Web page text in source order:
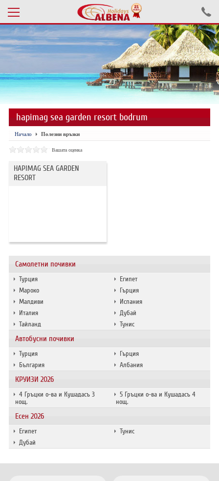
Проверка на резервация
ПОЧИВКИ С АВТОБУС 2026
ПОЧИВКИ СЪС САМОЛЕТ
ЕКСКУРЗИИ САМОЛЕТ
ЕКСКУРЗИИ АВТОБУС
ХОТЕЛИ В ТУРЦИЯ
НОВА ГОДИНА 2027
ХОТЕЛИ В АЛБАНИЯ
АВТОБУСИ ПОД НАЕМ
КОНТАКТИ
ОБЩИ УСЛОВИЯ ПАКЕТНИ
ПЪТУВАНИЯ
Самолетни почивки
Турция
Египет
Мароко
Гърция
Малдиви
Испания
Италия
Дубай
Тайланд
Тунис
Автобусни почивки
Турция
Гърция
България
Албания
КРУИЗИ 2026
4 Гръцки о-ва и Кушадасъ 3
нощ.
5 Гръцки о-ва и Кушадасъ 4
нощ.
Есен 2026
Египет
Тунис
Дубай
hapimag sea garden resort bodrum
Начало Полезни връзки
Вашата оценка
HAPIMAG SEA GARDEN
RESORT